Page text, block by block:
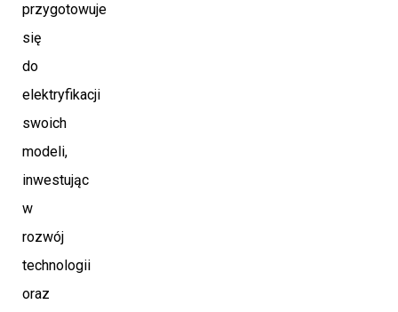
przygotowuje
się
do
elektryfikacji
swoich
modeli,
inwestując
w
rozwój
technologii
oraz